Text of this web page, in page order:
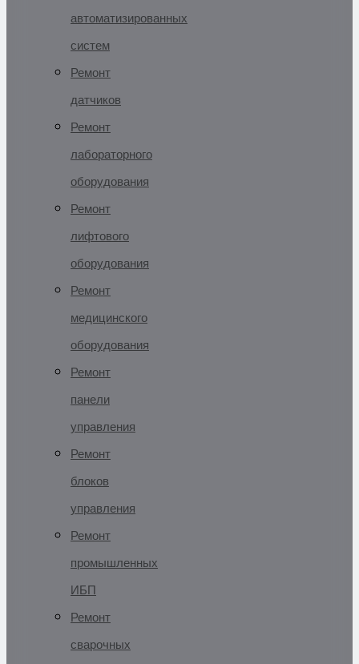
автоматизированных
систем
Ремонт
датчиков
Ремонт
лабораторного
оборудования
Ремонт
лифтового
оборудования
Ремонт
медицинского
оборудования
Ремонт
панели
управления
Ремонт
блоков
управления
Ремонт
промышленных
ИБП
Ремонт
сварочных